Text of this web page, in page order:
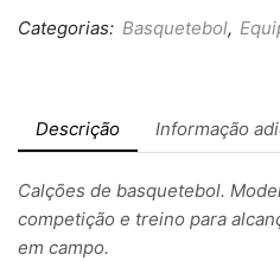
Categorias: Basquetebol,
Descrição Informação
Calções de basquetebol.
competição e treino para
em campo.